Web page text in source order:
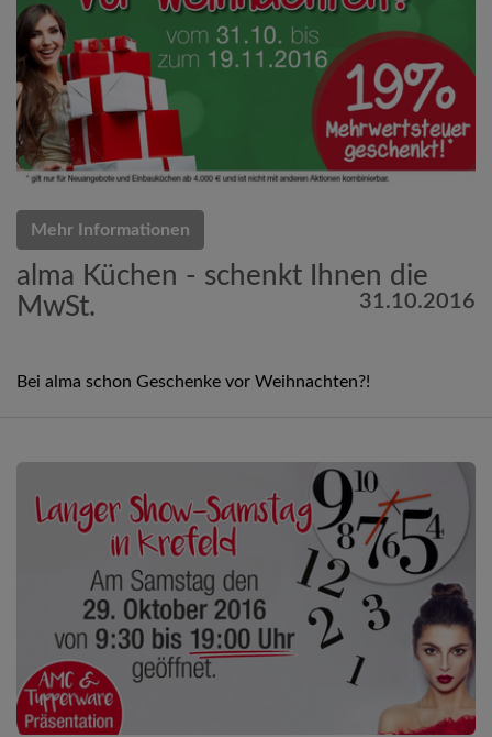
Mehr Informationen
alma Küchen - schenkt Ihnen die
MwSt.
31.10.2016
Bei alma schon Geschenke vor Weihnachten?!